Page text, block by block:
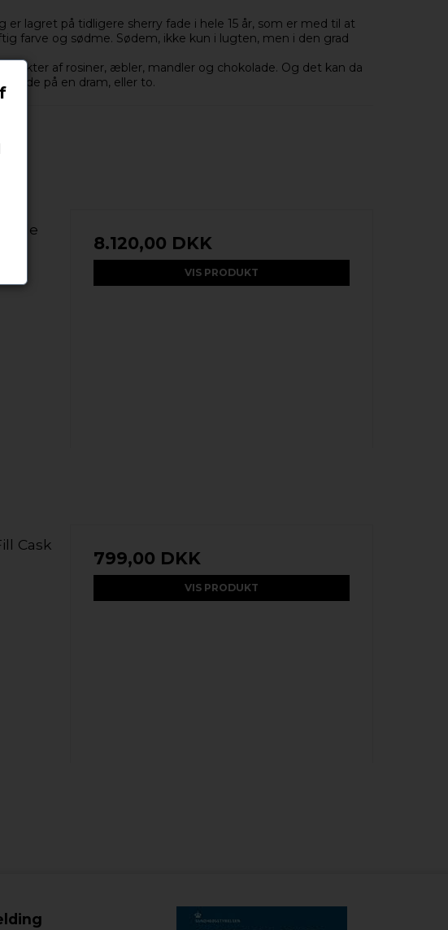
er lagret på tidligere sherry fade i hele 15 år, som er med til at
farve og sødme. Sødem, ikke kun i lugten, men i den grad
karakter af rosiner, æbler, mandler og chokolade. Og det kan da
byde på en dram, eller to.
8.120,00 DKK
VIS PRODUKT
Cask
799,00 DKK
VIS PRODUKT